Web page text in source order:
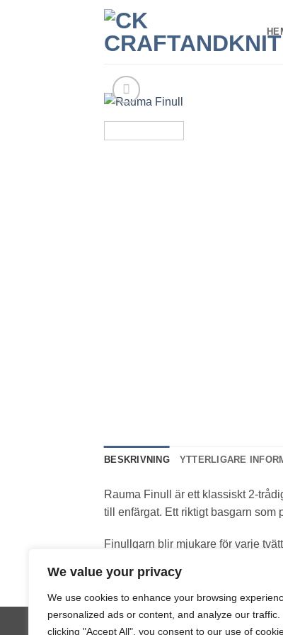
We value your privacy
We use cookies to enhance your browsing
personalized ads or content, and analyze our traffic.
clicking "Accept All", you consent to our use of
BESKRIVNING YTTERLIGARE
Rauma Finull är ett klassiskt 2-
till enfärgat. Ett riktigt basgarn som
Finullgarn blir mjukare för varje
Copyright 2026 ©JL Design